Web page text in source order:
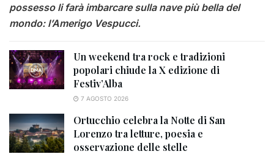
possesso li farà imbarcare sulla nave più bella del
mondo: l’Amerigo Vespucci.
Un weekend tra rock e tradizioni
popolari chiude la X edizione di
Festiv’Alba
7 AGOSTO 2026
Ortucchio celebra la Notte di San
Lorenzo tra letture, poesia e
osservazione delle stelle